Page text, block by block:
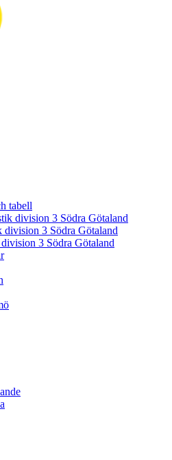
tabell
division 3 Södra Götaland
division 3 Södra Götaland
3 Södra Götaland